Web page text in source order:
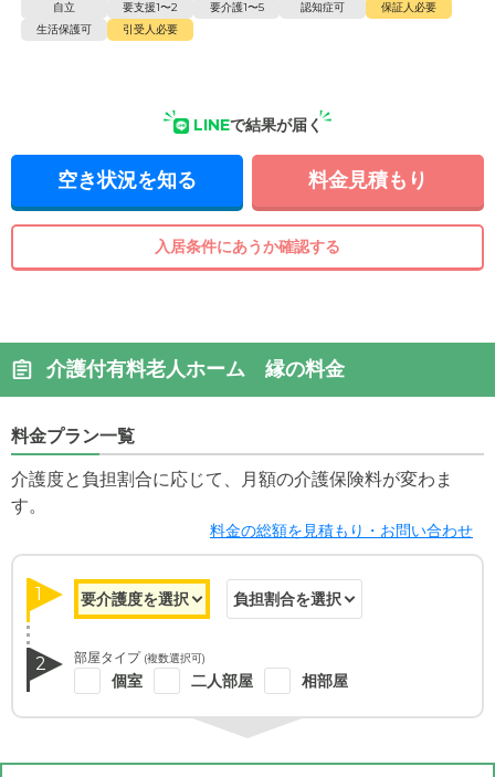
自立 要支援1〜2 要介護1〜5 認知症可
保証人必要
生活保護可
引受人必要
LINEで結果が届く
空き状況を知る 料金見積もり
入居条件にあうか確認する
介護付有料老人ホーム 縁の料金
料金プラン一覧
介護度と負担割合に応じて、月額の介護保険料が変わま
す。
料金の総額を見積もり・お問い合わせ
1
2 部屋タイプ (複数選択可)
個室 二人部屋 相部屋